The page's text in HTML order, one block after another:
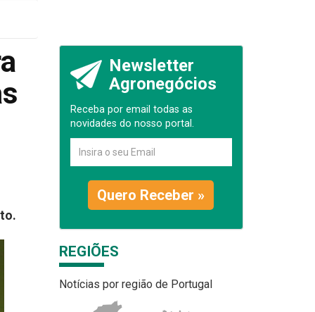
Newsletter
Agronegócios
Receba por email todas as
novidades do nosso portal.
Quero Receber »
REGIÕES
Notícias por região de Portugal